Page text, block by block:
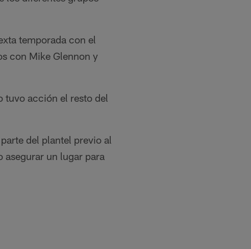
temporada con el
con Mike Glennon y
tuvo acción el resto del
del plantel previo al
asegurar un lugar para